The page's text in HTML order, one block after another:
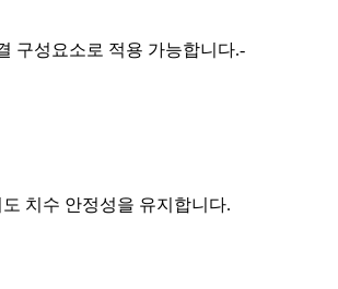
구성요소로 적용 가능합니다.-
치수 안정성을 유지합니다.